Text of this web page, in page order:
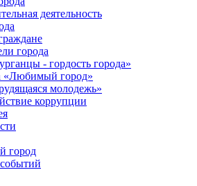
деятельность
города
- гордость города»
«Любимый город»
молодежь»
коррупции
город